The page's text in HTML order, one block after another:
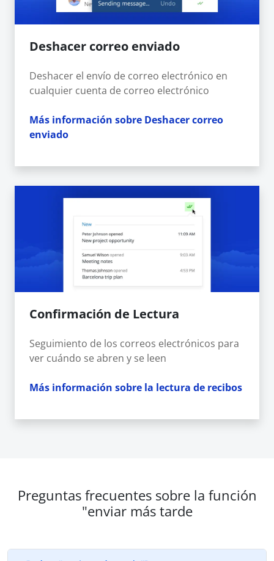
Deshacer correo enviado
Deshacer el envío de correo electrónico en
cualquier cuenta de correo electrónico
Más información sobre Deshacer correo
enviado
Confirmación de Lectura
Seguimiento de los correos electrónicos para
ver cuándo se abren y se leen
Más información sobre la lectura de recibos
Preguntas frecuentes sobre la función
"enviar más tarde